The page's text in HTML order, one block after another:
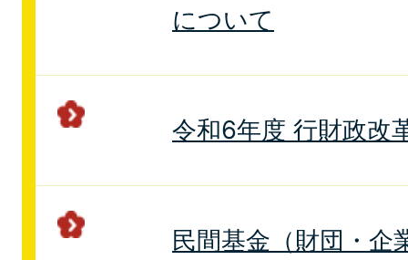
について
令和6年度 行財政改
民間基金（財団・企